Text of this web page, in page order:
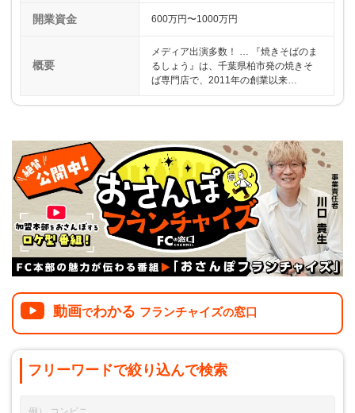
開業資金 600万円〜1000万円
概要
メディア出演多数！ … 『焼きそばのま
るしょう』は、千葉県柏市発の焼きそ
ば専門店で、2011年の創業以来…
動画でわかる フランチャイズの窓口
フリーワードで絞り込んで検索